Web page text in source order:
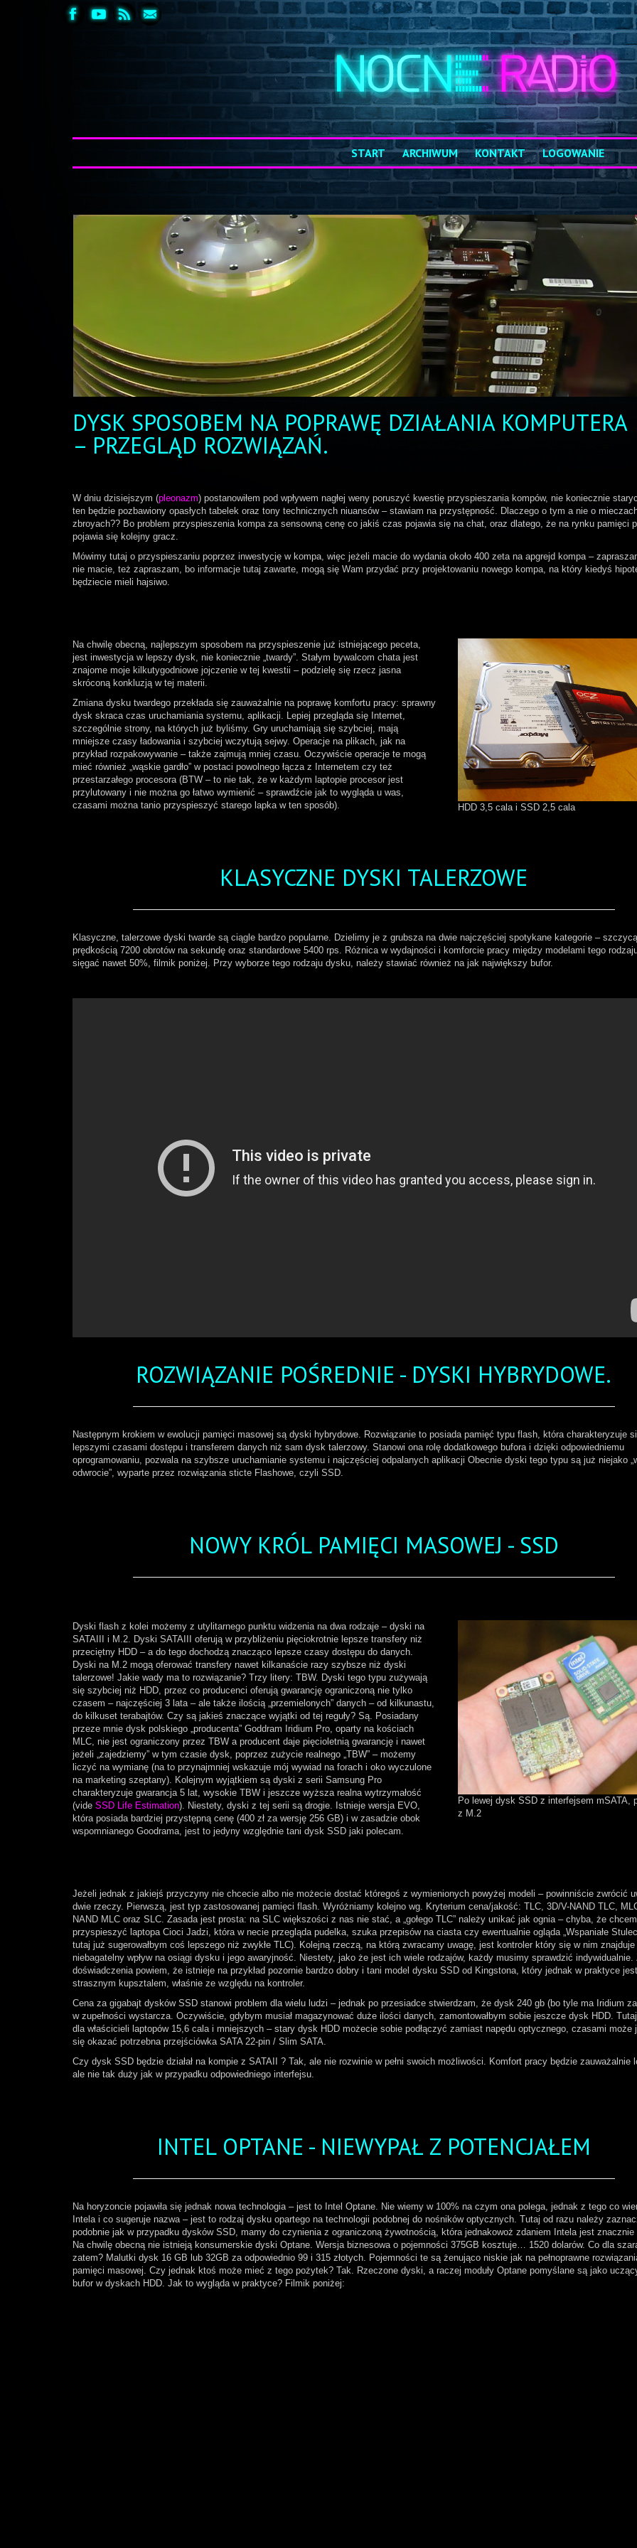
START ARCHIWUM KONTAKT LOGOWANIE
DYSK SPOSOBEM NA POPRAWĘ DZIAŁANIA KOMPUTERA
– PRZEGLĄD ROZWIĄZAŃ.
W dniu dzisiejszym (pleonazm) postanowiłem pod wpływem nagłej weny poruszyć kwestię przyspieszania kompów, nie koniecznie
ten będzie pozbawiony opasłych tabelek oraz tony technicznych niuansów – stawiam na przystępność. Dlaczego o tym a nie o
zbroyach?? Bo problem przyspieszenia kompa za sensowną cenę co jakiś czas pojawia się na chat, oraz dlatego, że na rynku pamięci
pojawia się kolejny gracz.
Mówimy tutaj o przyspieszaniu poprzez inwestycję w kompa, więc jeżeli macie do wydania około 400 zeta na apgrejd kompa –
nie macie, też zapraszam, bo informacje tutaj zawarte, mogą się Wam przydać przy projektowaniu nowego kompa, na który kiedyś
będziecie mieli hajsiwo.
Na chwilę obecną, najlepszym sposobem na przyspieszenie już istniejącego peceta,
jest inwestycja w lepszy dysk, nie koniecznie „twardy”. Stałym bywalcom chata jest
znajome moje kilkutygodniowe jojczenie w tej kwestii – podzielę się rzecz jasna
skróconą konkluzją w tej materii.
Zmiana dysku twardego przekłada się zauważalnie na poprawę komfortu pracy: sprawny
dysk skraca czas uruchamiania systemu, aplikacji. Lepiej przegląda się Internet,
szczególnie strony, na których już byliśmy. Gry uruchamiają się szybciej, mają
mniejsze czasy ładowania i szybciej wczytują sejwy. Operacje na plikach, jak na
przykład rozpakowywanie – także zajmują mniej czasu. Oczywiście operacje te mogą
mieć również „wąskie gardło” w postaci powolnego łącza z Internetem czy też
przestarzałego procesora (BTW – to nie tak, że w każdym laptopie procesor jest
przylutowany i nie można go łatwo wymienić – sprawdźcie jak to wygląda u was,
czasami można tanio przyspieszyć starego lapka w ten sposób).
HDD 3,5 cala i SSD 2,5 cala
KLASYCZNE DYSKI TALERZOWE
Klasyczne, talerzowe dyski twarde są ciągle bardzo popularne. Dzielimy je z grubsza na dwie najczęściej spotykane kategorie –
prędkością 7200 obrotów na sekundę oraz standardowe 5400 rps. Różnica w wydajności i komforcie pracy między modelami tego
sięgać nawet 50%, filmik poniżej. Przy wyborze tego rodzaju dysku, należy stawiać również na jak największy bufor.
ROZWIĄZANIE POŚREDNIE - DYSKI HYBRYDOWE.
Następnym krokiem w ewolucji pamięci masowej są dyski hybrydowe. Rozwiązanie to posiada pamięć typu flash, która charakteryzuje
lepszymi czasami dostępu i transferem danych niż sam dysk talerzowy. Stanowi ona rolę dodatkowego bufora i dzięki odpowiedniemu
oprogramowaniu, pozwala na szybsze uruchamianie systemu i najczęściej odpalanych aplikacji Obecnie dyski tego typu są już niejako
odwrocie”, wyparte przez rozwiązania sticte Flashowe, czyli SSD.
NOWY KRÓL PAMIĘCI MASOWEJ - SSD
Dyski flash z kolei możemy z utylitarnego punktu widzenia na dwa rodzaje – dyski na
SATAIII i M.2. Dyski SATAIII oferują w przybliżeniu pięciokrotnie lepsze transfery niż
przeciętny HDD – a do tego dochodzą znacząco lepsze czasy dostępu do danych.
Dyski na M.2 mogą oferować transfery nawet kilkanaście razy szybsze niż dyski
talerzowe! Jakie wady ma to rozwiązanie? Trzy litery: TBW. Dyski tego typu zużywają
się szybciej niż HDD, przez co producenci oferują gwarancję ograniczoną nie tylko
czasem – najczęściej 3 lata – ale także ilością „przemielonych” danych – od kilkunastu,
do kilkuset terabajtów. Czy są jakieś znaczące wyjątki od tej reguły? Są. Posiadany
przeze mnie dysk polskiego „producenta” Goddram Iridium Pro, oparty na kościach
MLC, nie jest ograniczony przez TBW a producent daje pięcioletnią gwarancję i nawet
jeżeli „zajedziemy” w tym czasie dysk, poprzez zużycie realnego „TBW” – możemy
liczyć na wymianę (na to przynajmniej wskazuje mój wywiad na forach i oko wyczulone
na marketing szeptany). Kolejnym wyjątkiem są dyski z serii Samsung Pro
charakteryzuje gwarancja 5 lat, wysokie TBW i jeszcze wyższa realna wytrzymałość
(vide SSD Life Estimation). Niestety, dyski z tej serii są drogie. Istnieje wersja EVO,
która posiada bardziej przystępną cenę (400 zł za wersję 256 GB) i w zasadzie obok
wspomnianego Goodrama, jest to jedyny względnie tani dysk SSD jaki polecam.
Po lewej dysk SSD z interfejsem mSATA,
z M.2
Jeżeli jednak z jakiejś przyczyny nie chcecie albo nie możecie dostać któregoś z wymienionych powyżej modeli – powinniście zwrócić
dwie rzeczy. Pierwszą, jest typ zastosowanej pamięci flash. Wyróżniamy kolejno wg. Kryterium cena/jakość: TLC, 3D/V-NAND TLC,
NAND MLC oraz SLC. Zasada jest prosta: na SLC większości z nas nie stać, a „gołego TLC” należy unikać jak ognia – chyba, że
przyspieszyć laptopa Cioci Jadzi, która w necie przegląda pudelka, szuka przepisów na ciasta czy ewentualnie ogląda „Wspaniałe
tutaj już sugerowałbym coś lepszego niż zwykłe TLC). Kolejną rzeczą, na którą zwracamy uwagę, jest kontroler który się w nim
niebagatelny wpływ na osiągi dysku i jego awaryjność. Niestety, jako że jest ich wiele rodzajów, każdy musimy sprawdzić indywidualnie.
doświadczenia powiem, że istnieje na przykład pozornie bardzo dobry i tani model dysku SSD od Kingstona, który jednak w praktyce jest
strasznym kupsztalem, właśnie ze względu na kontroler.
Cena za gigabajt dysków SSD stanowi problem dla wielu ludzi – jednak po przesiadce stwierdzam, że dysk 240 gb (bo tyle ma Iridium za
w zupełności wystarcza. Oczywiście, gdybym musiał magazynować duże ilości danych, zamontowałbym sobie jeszcze dysk HDD.
dla właścicieli laptopów 15,6 cala i mniejszych – stary dysk HDD możecie sobie podłączyć zamiast napędu optycznego, czasami może
się okazać potrzebna przejściówka SATA 22-pin / Slim SATA.
Czy dysk SSD będzie działał na kompie z SATAII ? Tak, ale nie rozwinie w pełni swoich możliwości. Komfort pracy będzie zauważalnie
ale nie tak duży jak w przypadku odpowiedniego interfejsu.
INTEL OPTANE - NIEWYPAŁ Z POTENCJAŁEM
Na horyzoncie pojawiła się jednak nowa technologia – jest to Intel Optane. Nie wiemy w 100% na czym ona polega, jednak z tego co
Intela i co sugeruje nazwa – jest to rodzaj dysku opartego na technologii podobnej do nośników optycznych. Tutaj od razu należy
podobnie jak w przypadku dysków SSD, mamy do czynienia z ograniczoną żywotnością, która jednakowoż zdaniem Intela jest
Na chwilę obecną nie istnieją konsumerskie dyski Optane. Wersja biznesowa o pojemności 375GB kosztuje… 1520 dolarów. Co dla
zatem? Malutki dysk 16 GB lub 32GB za odpowiednio 99 i 315 złotych. Pojemności te są żenująco niskie jak na pełnoprawne
pamięci masowej. Czy jednak ktoś może mieć z tego pożytek? Tak. Rzeczone dyski, a raczej moduły Optane pomyślane są jako
bufor w dyskach HDD. Jak to wygląda w praktyce? Filmik poniżej: